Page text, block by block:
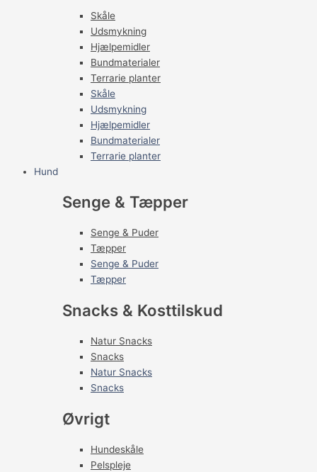
Skåle
Udsmykning
Hjælpemidler
Bundmaterialer
Terrarie planter
Skåle
Udsmykning
Hjælpemidler
Bundmaterialer
Terrarie planter
Hund
Senge & Tæpper
Senge & Puder
Tæpper
Senge & Puder
Tæpper
Snacks & Kosttilskud
Natur Snacks
Snacks
Natur Snacks
Snacks
Øvrigt
Hundeskåle
Pelspleje